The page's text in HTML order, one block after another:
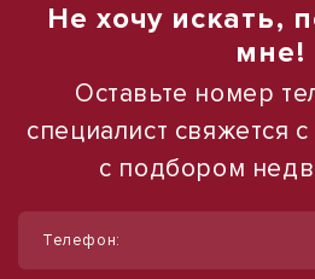
Не хочу искать,
мне!
Оставьте номер
специалист свяжется
с подбором
Телефон: